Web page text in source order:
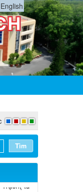
English
Tìm
của
từ
2026)